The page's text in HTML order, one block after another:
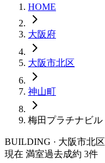
HOME
大阪府
大阪市北区
神山町
梅田プラチナビル
BUILDING · 大阪市北区
現在 満室過去成約 3件